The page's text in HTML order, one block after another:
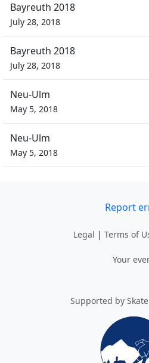
Bayreuth 2018
July 28, 2018
Bayreuth 2018
July 28, 2018
Neu-Ulm
May 5, 2018
Neu-Ulm
May 5, 2018
Report
Legal | Terms of
Your
Supported by